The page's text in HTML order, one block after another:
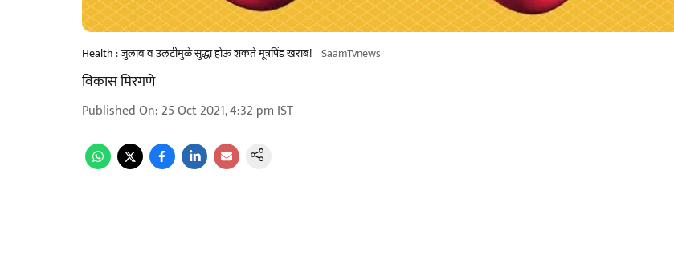
Health : जुलाब व उलटीमुळे सुद्धा होऊ शकते मूत्रपिंड खराब! SaamTvnews
विकास मिरगणे
Published On: 25 Oct 2021, 4:32 pm IST